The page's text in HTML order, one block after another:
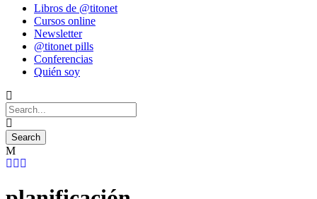
Libros de @titonet
Cursos online
Newsletter
@titonet pills
Conferencias
Quién soy